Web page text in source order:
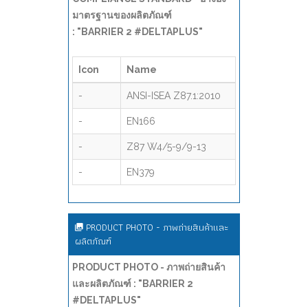
มาตรฐานของผลิตภัณฑ์
: "BARRIER 2 #DELTAPLUS"
Icon Name
- ANSI-ISEA Z87.1:2010
- EN166
- Z87 W4/5-9/9-13
- EN379
PRODUCT PHOTO - ภาพถ่ายสินค้าและ
ผลิตภัณฑ์
PRODUCT PHOTO - ภาพถ่ายสินค้า
และผลิตภัณฑ์ : "BARRIER 2
#DELTAPLUS"